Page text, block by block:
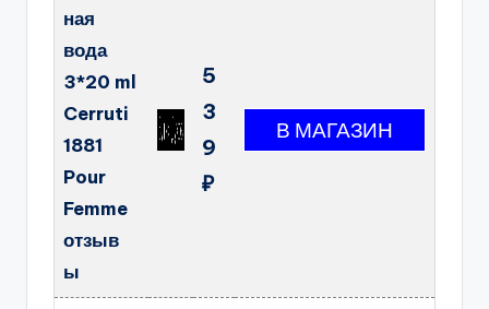
ная
вода
3*20 ml
Cerruti
1881
Pour
Femme
отзыв
ы
5
3
9
₽